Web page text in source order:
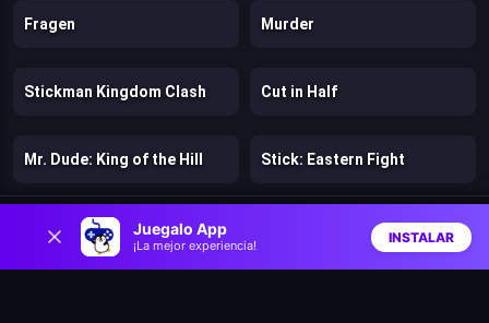
Juegalo App
¡La mejor experiencia!
INSTALAR
Fragen Murder
Stickman Kingdom Clash Cut in Half
Mr. Dude: King of the Hill Stick: Eastern Fight
Hazmob FPS: Online Shooter